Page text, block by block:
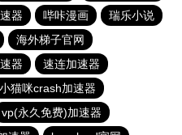
器 哔咔漫画
瑞乐小说
海外梯子官网
器
速连加速器
小猫咪crash加速器
vp(永久免费)加速器